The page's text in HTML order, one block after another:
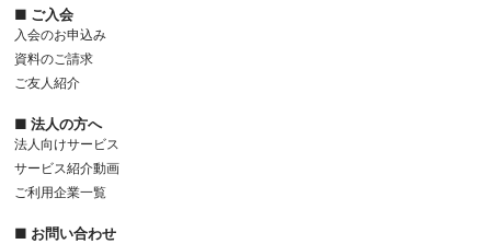
■ ご入会
入会のお申込み
資料のご請求
ご友人紹介
■ 法人の方へ
法人向けサービス
サービス紹介動画
ご利用企業一覧
■ お問い合わせ